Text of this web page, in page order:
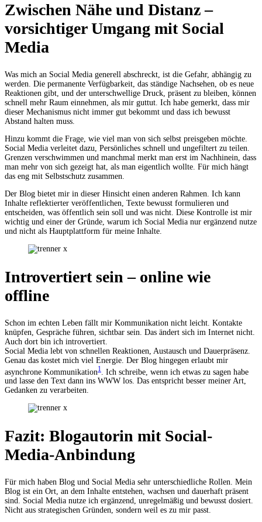
Zwischen Nähe und Distanz –
vorsichtiger Umgang mit Social
Media
Was mich an Social Media generell abschreckt, ist die Gefahr, abhängig zu
werden. Die permanente Verfügbarkeit, das ständige Nachsehen, ob es neue
Reaktionen gibt, und der unterschwellige Druck, präsent zu bleiben, können
schnell mehr Raum einnehmen, als mir guttut. Ich habe gemerkt, dass mir
dieser Mechanismus nicht immer gut bekommt und dass ich bewusst
Abstand halten muss.
Hinzu kommt die Frage, wie viel man von sich selbst preisgeben möchte.
Social Media verleitet dazu, Persönliches schnell und ungefiltert zu teilen.
Grenzen verschwimmen und manchmal merkt man erst im Nachhinein, dass
man mehr von sich gezeigt hat, als man eigentlich wollte. Für mich hängt
das eng mit Selbstschutz zusammen.
Der Blog bietet mir in dieser Hinsicht einen anderen Rahmen. Ich kann
Inhalte reflektierter veröffentlichen, Texte bewusst formulieren und
entscheiden, was öffentlich sein soll und was nicht. Diese Kontrolle ist mir
wichtig und einer der Gründe, warum ich Social Media nur ergänzend nutze
und nicht als Hauptplattform für meine Inhalte.
Introvertiert sein – online wie
offline
Schon im echten Leben fällt mir Kommunikation nicht leicht. Kontakte
knüpfen, Gespräche führen, sichtbar sein. Das ändert sich im Internet nicht.
Auch dort bin ich introvertiert.
Social Media lebt von schnellen Reaktionen, Austausch und Dauerpräsenz.
Genau das kostet mich viel Energie. Der Blog hingegen erlaubt mir
asynchrone Kommunikation1 . Ich schreibe, wenn ich etwas zu sagen habe
und lasse den Text dann ins WWW los. Das entspricht besser meiner Art,
Gedanken zu verarbeiten.
Fazit: Blogautorin mit Social-
Media-Anbindung
Für mich haben Blog und Social Media sehr unterschiedliche Rollen. Mein
Blog ist ein Ort, an dem Inhalte entstehen, wachsen und dauerhaft präsent
sind. Social Media nutze ich ergänzend, unregelmäßig und bewusst dosiert.
Nicht aus strategischen Gründen, sondern weil es zu mir passt.